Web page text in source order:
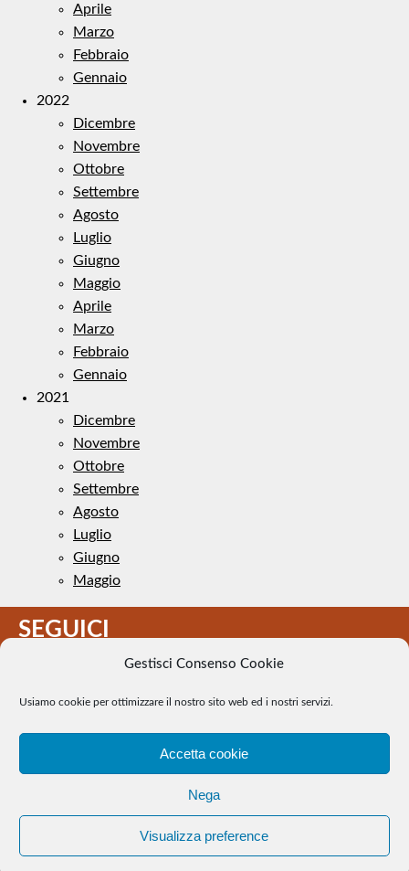
Gestisci Consenso Cookie
Usiamo cookie per ottimizzare il nostro sito web ed i nostri servizi.
Accetta cookie
Nega
Visualizza preference
Aprile
Marzo
Febbraio
Gennaio
2022
Dicembre
Novembre
Ottobre
Settembre
Agosto
Luglio
Giugno
Maggio
Aprile
Marzo
Febbraio
Gennaio
2021
Dicembre
Novembre
Ottobre
Settembre
Agosto
Luglio
Giugno
Maggio
SEGUICI
pubblico dominio. Se il loro uso costituisce una violazione dei